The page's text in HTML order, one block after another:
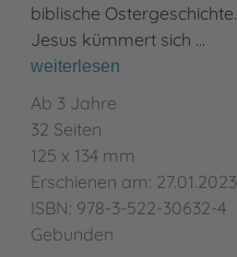
biblische Ostergeschichte.
Jesus kümmert sich …
weiterlesen
Ab 3 Jahre
32 Seiten
125 x 134 mm
Erschienen am: 27.01.2023
ISBN: 978-3-522-30632-4
Gebunden